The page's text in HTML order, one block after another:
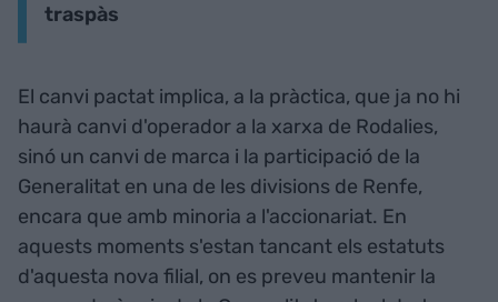
traspàs
El canvi pactat implica, a la pràctica, que ja no hi
haurà canvi d'operador a la xarxa de Rodalies,
sinó un canvi de marca i la participació de la
Generalitat en una de les divisions de Renfe,
encara que amb minoria a l'accionariat. En
aquests moments s'estan tancant els estatuts
d'aquesta nova filial, on es preveu mantenir la